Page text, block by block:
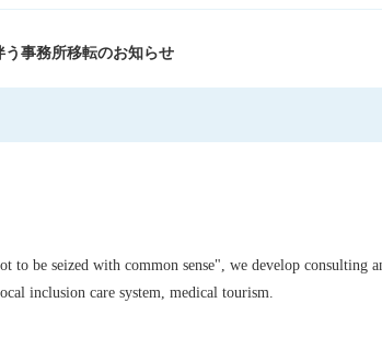
う事務所移転のお知らせ
う事務所移転のお知らせ
to be seized with common sense", we develop consulting
inclusion care system, medical tourism.